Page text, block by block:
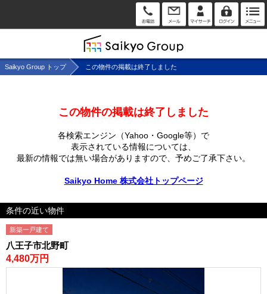
Saikyo Group トップ この物件の掲載は終了しました
この物件の掲載は終了しました
各検索エンジン（Yahoo・Google等）で
表示されている情報については、
最新の情報では無い場合がありますので、 予めご了承下さい。
Saikyo Home 株式会社トップページ
条件の近い物件
新築一戸建て
八王子市北野町
4,480万円